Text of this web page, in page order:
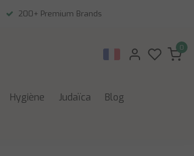
200+ Premium Brands
0
Hygiène Judaïca Blog